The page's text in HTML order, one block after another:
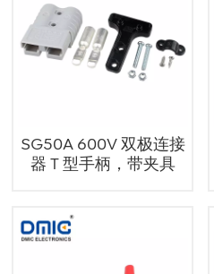
SG50A 600V 双极连接
器 T 型手柄，带夹具